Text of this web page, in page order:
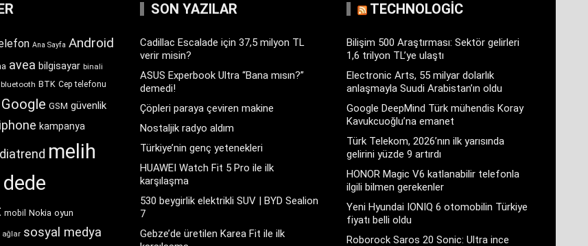
Ana Sayfa Android
avea bilgisayar binali
bluetooth BTK Cep telefonu
Google GSM güvenlik
iphone kampanya
melih
mobil Nokia oyun
ağlar sosyal medya
SON YAZILAR
Cadillac Escalade için 37,5 milyon TL
verir misin?
ASUS Experbook Ultra “Bana mısın?”
demedi!
Çöpleri paraya çeviren makine
Nostaljik radyo aldım
Türkiye’nin genç yetenekleri
HUAWEI Watch Fit 5 Pro ile ilk
karşılaşma
530 beygirlik elektrikli SUV | BYD Sealion
7
Gebze’de üretilen Karea Fit ile ilk
TECHNOLOGIC
Bilişim 500 Araştırması: Sektör gelirleri
1,6 trilyon TL’ye ulaştı
Electronic Arts, 55 milyar dolarlık
anlaşmayla Suudi Arabistan’ın oldu
Google DeepMind Türk mühendis Koray
Kavukcuoğlu’na emanet
Türk Telekom, 2026’nın ilk yarısında
gelirini yüzde 9 artırdı
HONOR Magic V6 katlanabilir telefonla
ilgili bilmen gerekenler
Yeni Hyundai IONIQ 6 otomobilin Türkiye
fiyatı belli oldu
Roborock Saros 20 Sonic: Ultra ince